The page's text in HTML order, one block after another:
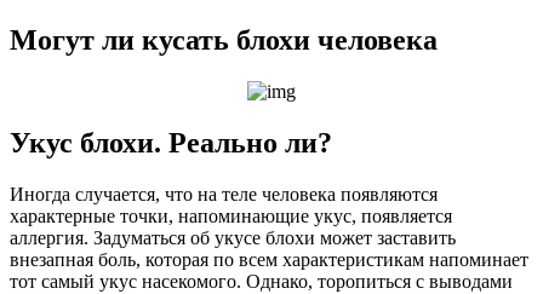
Могут ли кусать блохи человека
Укус блохи. Реально ли?
Иногда случается, что на теле человека появляются
характерные точки, напоминающие укус, появляется
аллергия. Задуматься об укусе блохи может заставить
внезапная боль, которая по всем характеристикам напоминает
тот самый укус насекомого. Однако, торопиться с выводами